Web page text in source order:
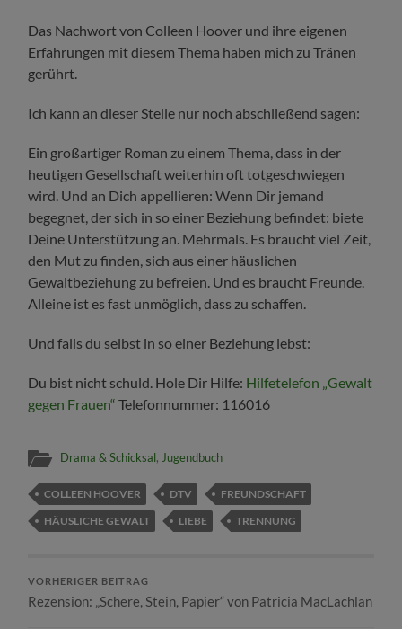
Das Nachwort von Colleen Hoover und ihre eigenen
Erfahrungen mit diesem Thema haben mich zu Tränen
gerührt.
Ich kann an dieser Stelle nur noch abschließend sagen:
Ein großartiger Roman zu einem Thema, dass in der
heutigen Gesellschaft weiterhin oft totgeschwiegen
wird. Und an Dich appellieren: Wenn Dir jemand
begegnet, der sich in so einer Beziehung befindet: biete
Deine Unterstützung an. Mehrmals. Es braucht viel Zeit,
den Mut zu finden, sich aus einer häuslichen
Gewaltbeziehung zu befreien. Und es braucht Freunde.
Alleine ist es fast unmöglich, dass zu schaffen.
Und falls du selbst in so einer Beziehung lebst:
Du bist nicht schuld. Hole Dir Hilfe: Hilfetelefon „Gewalt
gegen Frauen“ Telefonnummer: 116016
Drama & Schicksal, Jugendbuch
COLLEEN HOOVER DTV
FREUNDSCHAFT
HÄUSLICHE GEWALT
LIEBE TRENNUNG
VORHERIGER BEITRAG
Rezension: „Schere, Stein, Papier“ von Patricia MacLachlan